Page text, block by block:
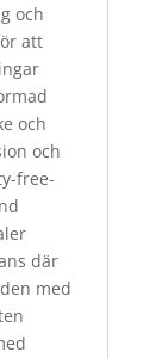
och
att
och
och
free-
där
med